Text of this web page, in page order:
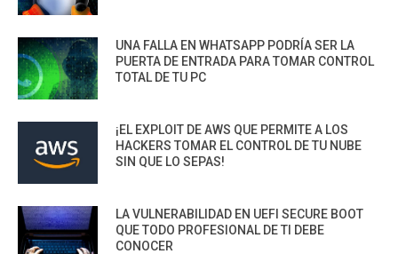
UNA FALLA EN WHATSAPP PODRÍA SER LA
PUERTA DE ENTRADA PARA TOMAR CONTROL
TOTAL DE TU PC
¡EL EXPLOIT DE AWS QUE PERMITE A LOS
HACKERS TOMAR EL CONTROL DE TU NUBE
SIN QUE LO SEPAS!
LA VULNERABILIDAD EN UEFI SECURE BOOT
QUE TODO PROFESIONAL DE TI DEBE
CONOCER